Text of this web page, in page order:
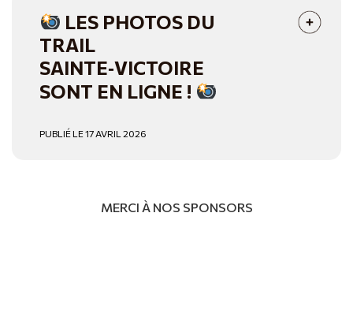
LES PHOTOS DU
TRAIL
SAINTE‑VICTOIRE
SONT EN LIGNE !
PUBLIÉ LE 17 AVRIL 2026
MERCI À NOS SPONSORS